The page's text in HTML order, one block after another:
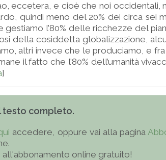
eccetera, e cioè che noi occidentali,
quindi meno del 20% dei circa sei
l’80% delle ricchezze del
della cosiddetta globalizzazione,
altri invece che le produciamo, e
il fatto che l’80% dell’umanità
]
testo completo.
accedere, oppure vai alla pagina
all'abbonamento online gratuito!